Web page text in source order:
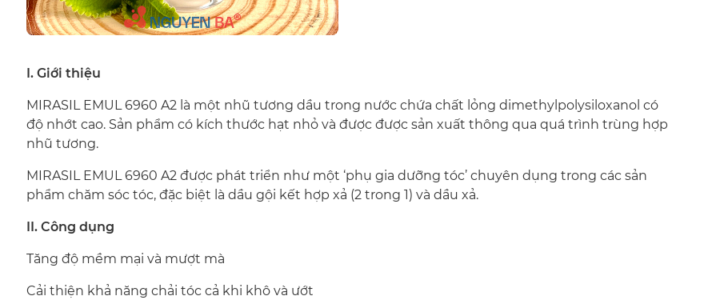
I. Giới thiệu
MIRASIL EMUL 6960 A2 là một nhũ tương dầu trong nước chứa chất lỏng dimethylpolysiloxanol có
độ nhớt cao. Sản phẩm có kích thước hạt nhỏ và được được sản xuất thông qua quá trình trùng hợp
nhũ tương.
MIRASIL EMUL 6960 A2 được phát triển như một ‘phụ gia dưỡng tóc’ chuyên dụng trong các sản
phẩm chăm sóc tóc, đặc biệt là dầu gội kết hợp xả (2 trong 1) và dầu xả.
II. Công dụng
Tăng độ mềm mại và mượt mà
Cải thiện khả năng chải tóc cả khi khô và ướt